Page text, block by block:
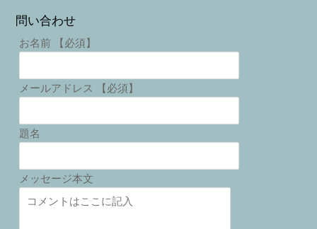
問い合わせ
お名前 【必須】
メールアドレス 【必須】
題名
メッセージ本文